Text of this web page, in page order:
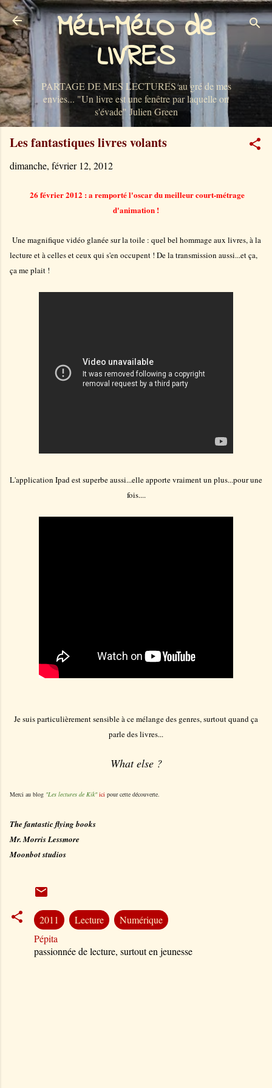
Accéder au contenu principal
MéLI-MéLO de
LIVRES
PARTAGE DE MES LECTURES au gré de mes
envies... "Un livre est une fenêtre par laquelle on
s'évade" Julien Green
Les fantastiques livres volants
dimanche, février 12, 2012
26 février 2012 : a remporté l'oscar du meilleur court-métrage
d'animation !
Une magnifique vidéo glanée sur la toile : quel bel hommage aux livres, à la
lecture et à celles et ceux qui s'en occupent ! De la transmission aussi...et ça,
ça me plait !
L'application Ipad est superbe aussi...elle apporte vraiment un plus...pour une
fois....
Je suis particulièrement sensible à ce mélange des genres, surtout quand ça
parle des livres...
What else ?
Merci au blog "Les lectures de Kik" ici pour cette découverte.
The fantastic flying books
Mr. Morris Lessmore
Moonbot studios
2011 Lecture
Numérique
Pépita
passionnée de lecture, surtout en jeunesse